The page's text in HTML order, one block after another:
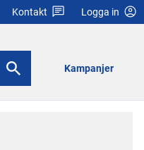
Kontakt Logga in
Kampanjer